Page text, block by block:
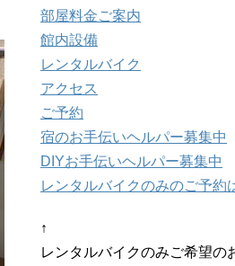
部屋料金ご案内
館内設備
レンタルバイク
アクセス
ご予約
宿のお手伝いヘルパー募集中
DIYお手伝いヘルパー募集中
レンタルバイクのみのご予約
↑
レンタルバイクのみご希望の